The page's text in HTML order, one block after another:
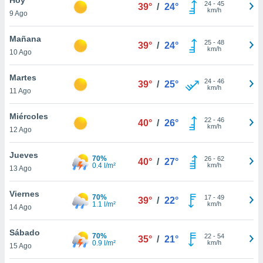
en
más
nuestra
de
cookies
aceptar
9 Ago
39° / 24° 24- 45
km/h
Mañana
10 Ago
39° / 24° 25- 48
km/h
Martes
11 Ago
39° / 25° 24- 46
km/h
Miércoles
12 Ago
40° / 26° 22- 46
km/h
Jueves
13 Ago
70%
0.4 l/m²
40° / 27° 26- 62
km/h
Viernes
14 Ago
70%
1.1 l/m²
39° / 22° 17- 49
km/h
Sábado
15 Ago
70%
0.9 l/m²
35° / 21° 22- 54
km/h